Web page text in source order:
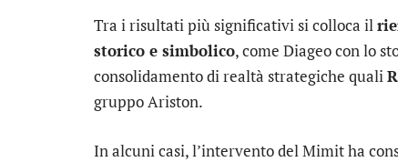
Tra i risultati più significativi si colloca il
storico e simbolico, come Diageo con lo
consolidamento di realtà strategiche quali
gruppo Ariston.
In alcuni casi, l’intervento del Mimit ha